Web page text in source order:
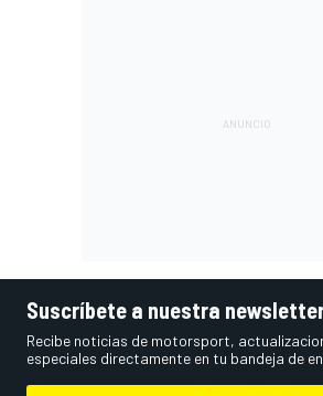
Suscríbete a nuestra
Recibe noticias de motorsport,
especiales directamente en tu bandeja de